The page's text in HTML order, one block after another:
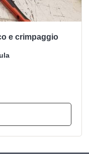
e crimpaggio